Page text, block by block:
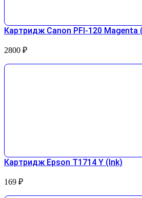
Картридж Canon PFI-120 Magenta
2800 ₽
Картридж Epson T1714 Y (Ink)
169 ₽